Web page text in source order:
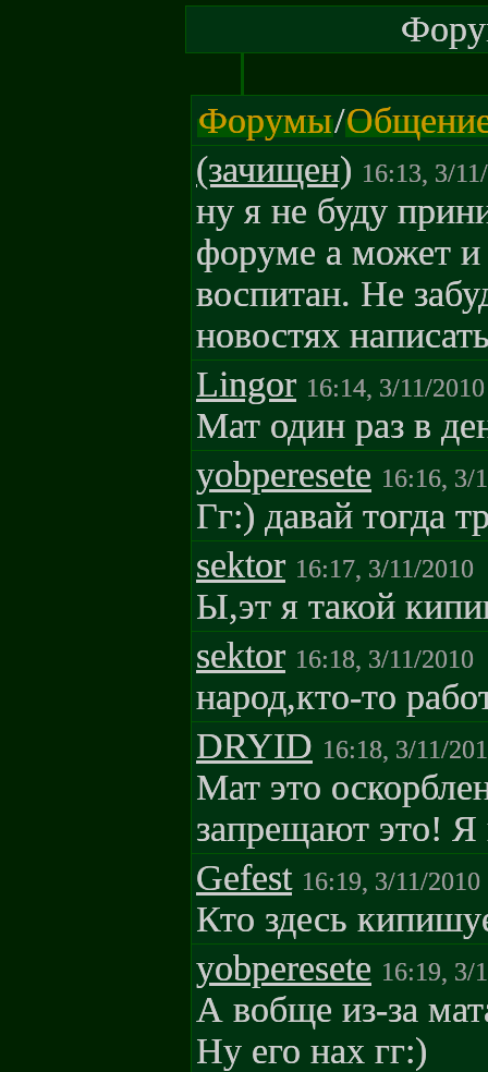
Форумы/
(зачищен) 16:13, 3/
ну я не буду
форуме а может и
воспитан. Не
новостях
Lingor 16:14, 3/11/2010
Мат один раз в
yobperesete 16:16, 3/
Гг:) давай тогда
sektor 16:17, 3/11/2010
Ы,эт я такой
sektor 16:18, 3/11/2010
народ,кто-то
DRYID 16:18, 3/11/
Мат это
запрещают это! Я
Gefest 16:19, 3/11/2010
Кто здесь
yobperesete 16:19, 3/
А вобще из-за
Ну его нах гг:)